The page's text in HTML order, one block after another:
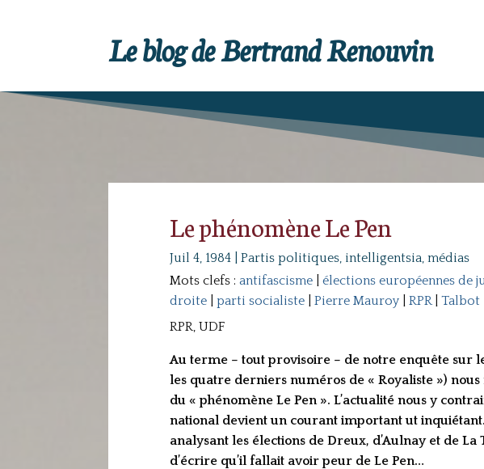
Le blog de Bertrand Renouvin
Le phénomène Le Pen
Juil 4, 1984| Partis politiques, intelligentsia, médias
Mots clefs : antifascisme| élections européennes de
droite| parti socialiste| Pierre Mauroy| RPR| Talbot|
RPR, UDF
Au terme – tout provisoire – de notre enquête sur
les quatre derniers numéros de « Royaliste »)
du « phénomène Le Pen ». L’actualité nous y
national devient un courant important ut
analysant les élections de Dreux, d’Aulnay et de
d’écrire qu’il fallait avoir peur de Le Pen…